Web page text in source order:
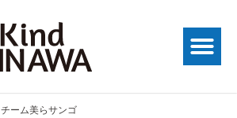
チーム美らサンゴ